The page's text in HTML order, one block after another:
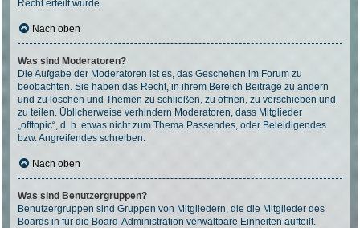
Recht erteilt wurde.
Nach oben
Was sind Moderatoren?
Die Aufgabe der Moderatoren ist es, das Geschehen im Forum zu
beobachten. Sie haben das Recht, in ihrem Bereich Beiträge zu ändern
und zu löschen und Themen zu schließen, zu öffnen, zu verschieben und
zu teilen. Üblicherweise verhindern Moderatoren, dass Mitglieder
„offtopic“, d. h. etwas nicht zum Thema Passendes, oder Beleidigendes
bzw. Angreifendes schreiben.
Nach oben
Was sind Benutzergruppen?
Benutzergruppen sind Gruppen von Mitgliedern, die die Mitglieder des
Boards in für die Board-Administration verwaltbare Einheiten aufteilt.